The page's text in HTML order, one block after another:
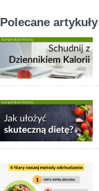
Polecane artykuły